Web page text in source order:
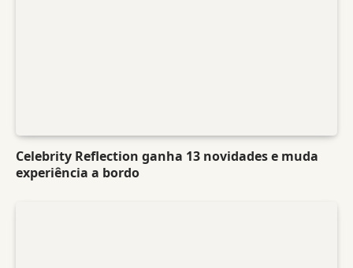
Celebrity Reflection ganha 13 novidades e muda
experiência a bordo